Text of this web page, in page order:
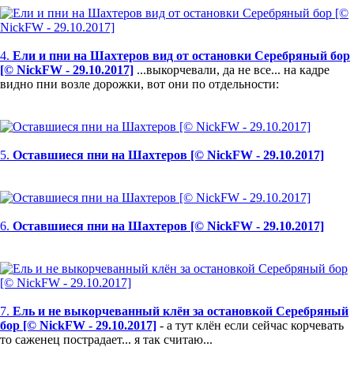
4. Ели и пни на Шахтеров вид от остановки Серебряный бор
[© NickFW - 29.10.2017] ...выкорчевали, да не все... на кадре
видно пни возле дорожки, вот они по отдельности:
5. Оставшиеся пни на Шахтеров [© NickFW - 29.10.2017]
6. Оставшиеся пни на Шахтеров [© NickFW - 29.10.2017]
7. Ель и не выкорчеванный клён за остановкой Серебряный
бор [© NickFW - 29.10.2017] - а тут клён если сейчас корчевать
то саженец пострадает... я так считаю...